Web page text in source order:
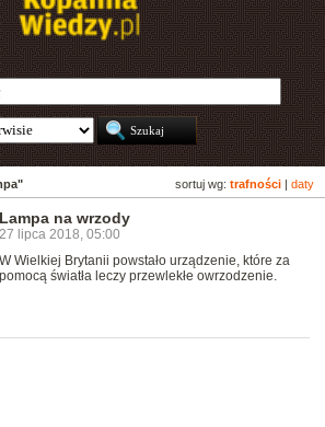
sortuj wg: trafności daty
Lampa na wrzody
27 lipca 2018, 05:00
W Wielkiej Brytanii powstało urządzenie, które za
pomocą światła leczy przewlekłe owrzodzenie.